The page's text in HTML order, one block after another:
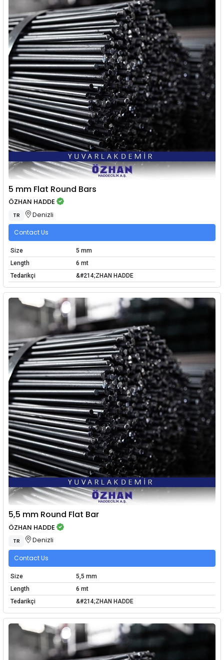
5 mm Flat Round Bars
ÖZHAN HADDE
TR Denizli
Contact Us
Size
5 mm
Length
6 mt
Tedarikçi
&#214;ZHAN HADDE
5,5 mm Round Flat Bar
ÖZHAN HADDE
TR Denizli
Contact Us
Size
5,5 mm
Length
6 mt
Tedarikçi
&#214;ZHAN HADDE